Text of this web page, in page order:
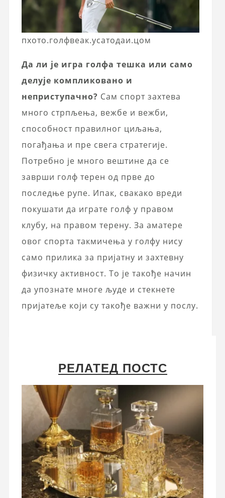
пхото.голфвеак.усатодаи.цом
Да ли је игра голфа тешка или само
делује компликовано и
неприступачно? Сам спорт захтева
много стрпљења, вежбе и вежби,
способност правилног циљања,
погађања и пре свега стратегије.
Потребно је много вештине да се
заврши голф терен од прве до
последње рупе. Ипак, свакако вреди
покушати да играте голф у правом
клубу, на правом терену. За аматере
овог спорта такмичења у голфу нису
само прилика за пријатну и захтевну
физичку активност. То је такође начин
да упознате многе људе и стекнете
пријатеље који су такође важни у послу.
РЕЛАТЕД ПОСТС